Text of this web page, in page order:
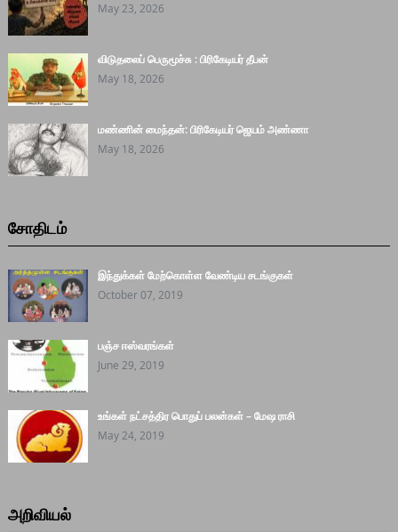
May 23, 2026
விடுதலைப் பெருமூச்சு : பிரிகேடியர் தீபன்
May 18, 2026
மண்ணின் மைந்தன்: பிரிகேடியர் ஜெயம் அண்ணா
May 18, 2026
சோதிடம்
இந்துக்கள் மேற்கொள்ள வேண்டிய சடங்குகள்
October 07, 2019
பஞ்ச ஈஸ்வரங்கள்
June 29, 2019
உங்கள் நட்சத்திர பொதுப் பலன்கள் – மேஷ ராசி
May 24, 2019
அறிவியல்